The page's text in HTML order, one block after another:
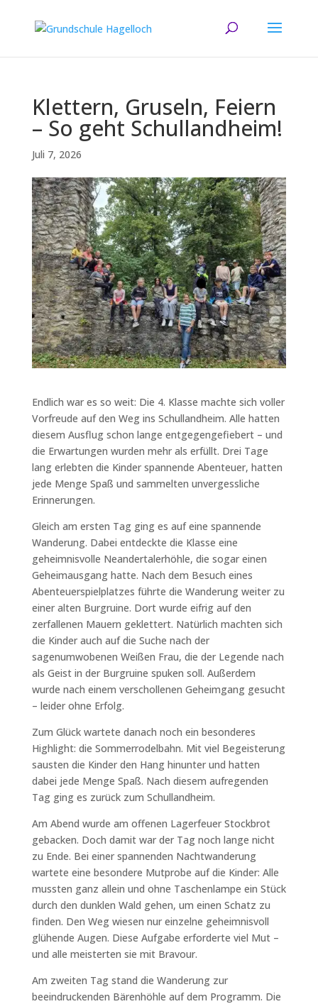
Klettern, Gruseln, Feiern
– So geht Schullandheim!
Juli 7, 2026
Endlich war es so weit: Die 4. Klasse machte sich voller
Vorfreude auf den Weg ins Schullandheim. Alle hatten
diesem Ausflug schon lange entgegengefiebert – und
die Erwartungen wurden mehr als erfüllt. Drei Tage
lang erlebten die Kinder spannende Abenteuer, hatten
jede Menge Spaß und sammelten unvergessliche
Erinnerungen.
Gleich am ersten Tag ging es auf eine spannende
Wanderung. Dabei entdeckte die Klasse eine
geheimnisvolle Neandertalerhöhle, die sogar einen
Geheimausgang hatte. Nach dem Besuch eines
Abenteuerspielplatzes führte die Wanderung weiter zu
einer alten Burgruine. Dort wurde eifrig auf den
zerfallenen Mauern geklettert. Natürlich machten sich
die Kinder auch auf die Suche nach der
sagenumwobenen Weißen Frau, die der Legende nach
als Geist in der Burgruine spuken soll. Außerdem
wurde nach einem verschollenen Geheimgang gesucht
– leider ohne Erfolg.
Zum Glück wartete danach noch ein besonderes
Highlight: die Sommerrodelbahn. Mit viel Begeisterung
sausten die Kinder den Hang hinunter und hatten
dabei jede Menge Spaß. Nach diesem aufregenden
Tag ging es zurück zum Schullandheim.
Am Abend wurde am offenen Lagerfeuer Stockbrot
gebacken. Doch damit war der Tag noch lange nicht
zu Ende. Bei einer spannenden Nachtwanderung
wartete eine besondere Mutprobe auf die Kinder: Alle
mussten ganz allein und ohne Taschenlampe ein Stück
durch den dunklen Wald gehen, um einen Schatz zu
finden. Den Weg wiesen nur einzelne geheimnisvoll
glühende Augen. Diese Aufgabe erforderte viel Mut –
und alle meisterten sie mit Bravour.
Am zweiten Tag stand die Wanderung zur
beeindruckenden Bärenhöhle auf dem Programm. Die